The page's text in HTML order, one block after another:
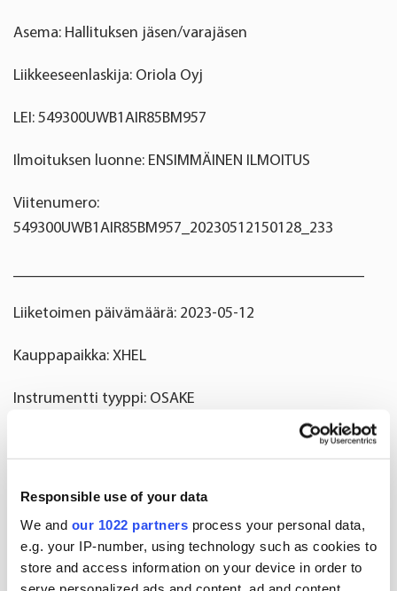
Responsible use of your data
We and our 1022 partners process your personal data,
e.g. your IP-number, using technology such as cookies to
store and access information on your device in order to
serve personalized ads and content, ad and content
Asema: Hallituksen jäsen/varajäsen
Liikkeeseenlaskija: Oriola Oyj
LEI: 549300UWB1AIR85BM957
Ilmoituksen luonne: ENSIMMÄINEN ILMOITUS
Viitenumero:
549300UWB1AIR85BM957_20230512150128_233
Liiketoimen päivämäärä: 2023-05-12
Kauppapaikka: XHEL
Instrumentti tyyppi: OSAKE
VASTAANOTTAMINEN
Liiketoimien yksityiskohtaiset tiedot